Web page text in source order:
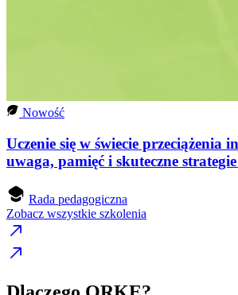
Nowość
Uczenie się w świecie przeciążenia
uwaga, pamięć i skuteczne
Rada pedagogiczna
Zobacz wszystkie szkolenia